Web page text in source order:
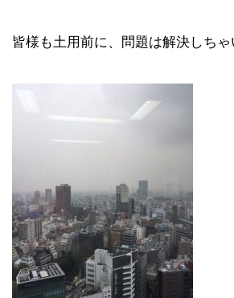
皆様も土用前に、問題は解決しちゃ